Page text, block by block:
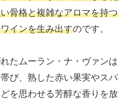
骨格と複雑なアロマを持
インを生み出すのです。
たムーラン・ナ・ヴァン
び、熟した赤い果実やス
を思わせる芳醇な香りを放